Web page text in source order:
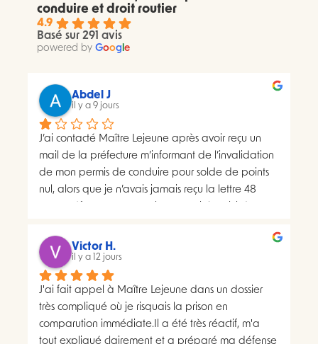
conduire et droit routier
4.9
Basé sur 291 avis
powered by Goog e
Abdel J
il y a 9 jours
J’ai contacté Maître Lejeune après avoir reçu un
mail de la préfecture m’informant de l’invalidation
de mon permis de conduire pour solde de points
nul, alors que je n’avais jamais reçu la lettre 48
distributions à deux dates différentes, ce qui me
semblait présenter une anomalie nécessitant une
analyse juridique.Après avoir consulté les
nombreux avis positifs concernant Maître Lejeune,
je lui ai envoyé par courriel l’intégralité de mon
dossier. Je lui ai également demandé, à plusieurs
Victor H.
il y a 12 jours
J'ai fait appel à Maître Lejeune dans un dossier
très compliqué où je risquais la prison en
comparution immédiate.Il a été très réactif, m'a
tout expliqué clairement et a préparé ma défense